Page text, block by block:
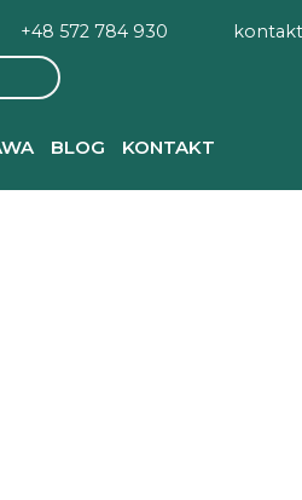
+48 572 784 930
BLOG KONTAKT